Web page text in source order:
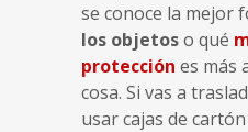
se conoce la mejor
los objetoso qué
protección es más
cosa. Si vas a
usar cajas de